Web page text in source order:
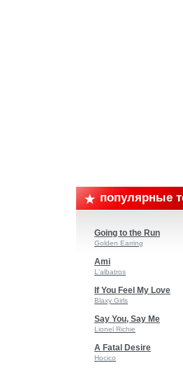
популярные
Going to the Run
Golden Earring
Ami
L'albatros
If You Feel My Love
Blaxy Girls
Say You, Say Me
Lionel Richie
A Fatal Desire
Hocico